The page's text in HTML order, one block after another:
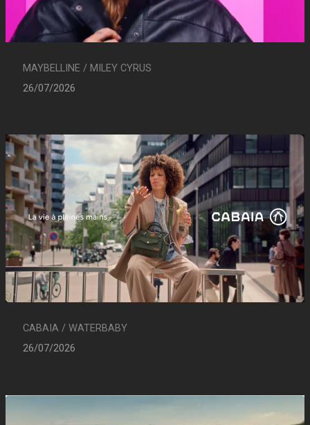
MAYBELLINE / MILEY CYRUS
26/07/2026
CABAIA / WATERBABY
26/07/2026